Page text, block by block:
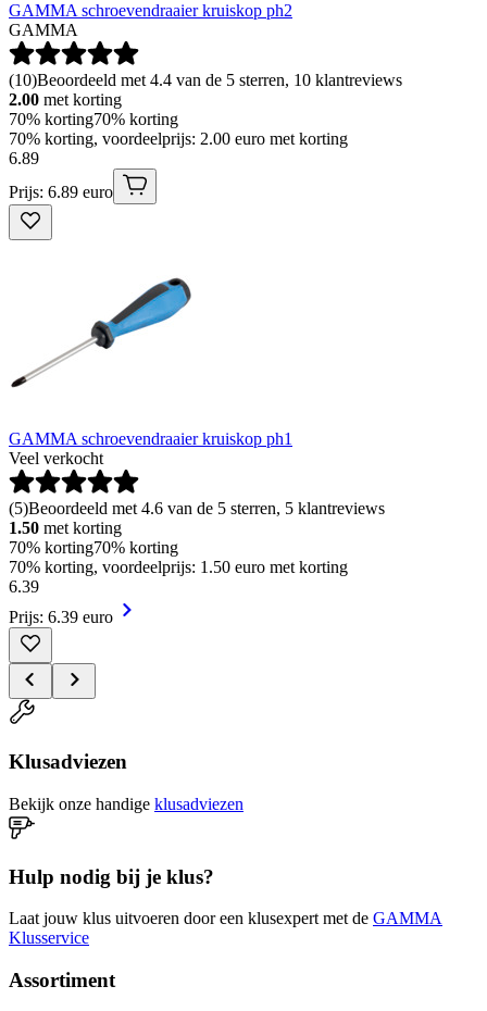
GAMMA schroevendraaier kruiskop ph2
GAMMA
(10)Beoordeeld met 4.4 van de 5 sterren, 10 klantreviews
2.00 met korting
70% korting70% korting
70% korting, voordeelprijs: 2.00 euro met korting
6.89
Prijs: 6.89 euro
GAMMA schroevendraaier kruiskop ph1
Veel verkocht
(5)Beoordeeld met 4.6 van de 5 sterren, 5 klantreviews
1.50 met korting
70% korting70% korting
70% korting, voordeelprijs: 1.50 euro met korting
6.39
Prijs: 6.39 euro
Klusadviezen
Bekijk onze handige klusadviezen
Hulp nodig bij je klus?
Laat jouw klus uitvoeren door een klusexpert met de GAMMA
Klusservice
Assortiment